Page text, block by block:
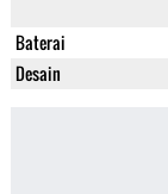
Baterai
Desain